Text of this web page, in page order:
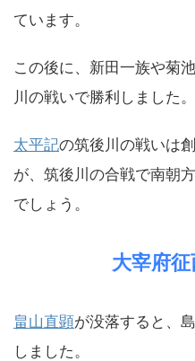
ています。
この後に、新田一族や菊
川の戦いで勝利しました。
太平記の筑後川の戦いは
が、筑後川の合戦で南朝
でしょう。
大宰府
畠山直顕が没落すると、
しました。